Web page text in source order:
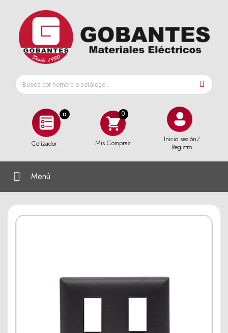
0
Cotizador Mis Compras
Inicio sesión/
Registro
Menú